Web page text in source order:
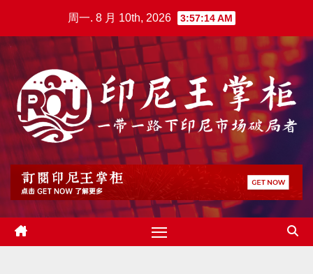
周一. 8 月 10th, 2026 3:57:15 AM